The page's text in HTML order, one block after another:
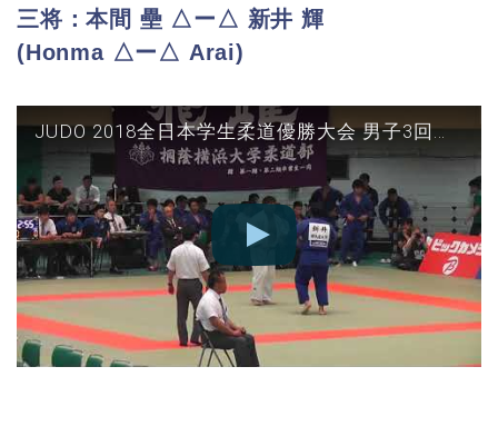
三将：本間 壘 △ー△ 新井 輝
(Honma △ー△ Arai)
JUDO 2018全日本学生柔道優勝大会 男子3回戦 国士館vs順天堂 三将(本間×新井)